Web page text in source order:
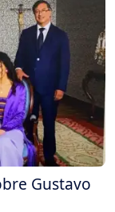
Gustavo